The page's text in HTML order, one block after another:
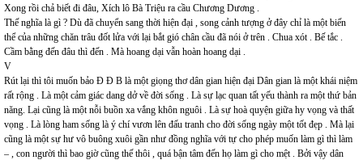
Xong rồi chả biết đi đâu, Xích lô Bà Triệu ra cầu Chương Dương .
Thế nghĩa là gì ? Dù đã chuyển sang thời hiện đại , song cảnh tượng ở đây chỉ là một biến
thể của những chăn trâu đốt lửa với lại bắt gió chân cầu đã nói ở trên . Chua xót . Bế tắc .
Cầm bằng đến đâu thì đến . Mà hoang dại vẫn hoàn hoang dại .
V
Rút lại thì tôi muốn bảo Đ Đ B là một giọng thơ dân gian hiện đại Dân gian là một khái niệm
rất rộng . Là một cảm giác dang dở về đời sống . Là sự lạc quan tất yếu thành ra một thứ bản
năng. Lại cũng là một nỗi buồn xa vắng khôn nguôi . Là sự hoà quyện giữa hy vọng và thất
vọng . Là lòng ham sống là ý chí vươn lên đấu tranh cho đời sống ngày một tốt đẹp . Mà lại
cũng là một sự hư vô buông xuôi gần như đồng nghĩa với tự cho phép muốn làm gì thì làm
– , con người thì bao giờ cũng thế thôi , quá bận tâm đến họ làm gì cho mệt . Bởi vậy dân